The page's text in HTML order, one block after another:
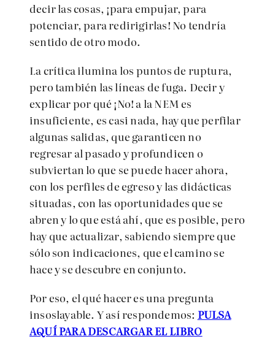
decir las cosas, ¡para empujar, para
potenciar, para redirigirlas! No tendría
sentido de otro modo.
La crítica ilumina los puntos de ruptura,
pero también las líneas de fuga. Decir y
explicar por qué ¡No! a la NEM es
insuficiente, es casi nada, hay que perfilar
algunas salidas, que garanticen no
regresar al pasado y profundicen o
subviertan lo que se puede hacer ahora,
con los perfiles de egreso y las didácticas
situadas, con las oportunidades que se
abren y lo que está ahí, que es posible, pero
hay que actualizar, sabiendo siempre que
sólo son indicaciones, que el camino se
hace y se descubre en conjunto.
Por eso, el qué hacer es una pregunta
insoslayable. Y así respondemos: PULSA
AQUÍ PARA DESCARGAR EL LIBRO